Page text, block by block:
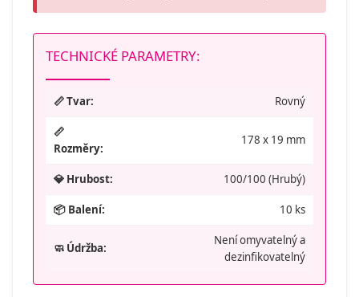
TECHNICKÉ PARAMETRY:
📏 Tvar: Rovný
📏
Rozměry:
178 x 19 mm
💎 Hrubost: 100/100 (Hrubý)
📦 Balení: 10 ks
🧼 Údržba:
Není omyvatelný a
dezinfikovatelný